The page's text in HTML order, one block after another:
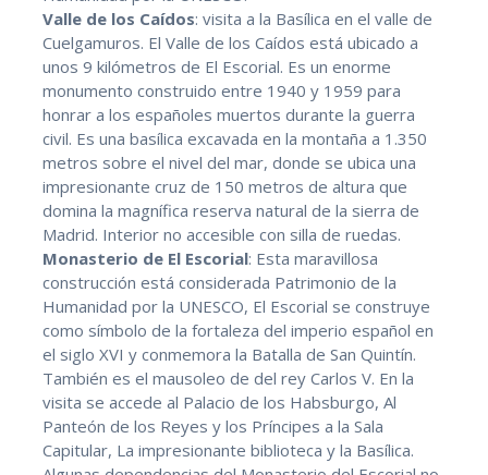
Valle de los Caídos: visita a la Basílica en el valle de
Cuelgamuros. El Valle de los Caídos está ubicado a
unos 9 kilómetros de El Escorial. Es un enorme
monumento construido entre 1940 y 1959 para
honrar a los españoles muertos durante la guerra
civil. Es una basílica excavada en la montaña a 1.350
metros sobre el nivel del mar, donde se ubica una
impresionante cruz de 150 metros de altura que
domina la magnífica reserva natural de la sierra de
Madrid. Interior no accesible con silla de ruedas.
Monasterio de El Escorial: Esta maravillosa
construcción está considerada Patrimonio de la
Humanidad por la UNESCO, El Escorial se construye
como símbolo de la fortaleza del imperio español en
el siglo XVI y conmemora la Batalla de San Quintín.
También es el mausoleo de del rey Carlos V. En la
visita se accede al Palacio de los Habsburgo, Al
Panteón de los Reyes y los Príncipes a la Sala
Capitular, La impresionante biblioteca y la Basílica.